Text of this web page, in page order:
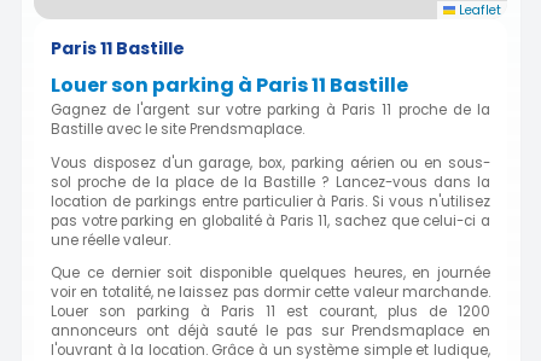
Leaflet
Paris 11 Bastille
Louer son parking à Paris 11 Bastille
Gagnez de l'argent sur votre parking à Paris 11 proche de la
Bastille avec le site Prendsmaplace.
Vous disposez d'un garage, box, parking aérien ou en sous-
sol proche de la place de la Bastille ? Lancez-vous dans la
location de parkings entre particulier à Paris. Si vous n'utilisez
pas votre parking en globalité à Paris 11, sachez que celui-ci a
une réelle valeur.
Que ce dernier soit disponible quelques heures, en journée
voir en totalité, ne laissez pas dormir cette valeur marchande.
Louer son parking à Paris 11 est courant, plus de 1200
annonceurs ont déjà sauté le pas sur Prendsmaplace en
l'ouvrant à la location. Grâce à un système simple et ludique,